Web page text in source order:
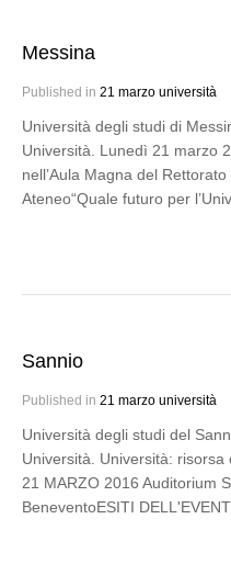
Messina
Published in 21 marzo università
Università degli studi di
Università. Lunedì 21 marzo
nell’Aula Magna del
Ateneo“Quale futuro per
Sannio
Published in 21 marzo università
Università degli studi del
Università. Università:
21 MARZO 2016 Auditorium
BeneventoESITI